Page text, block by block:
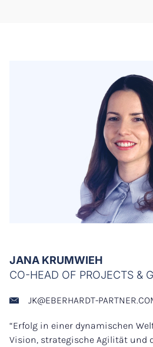
JANA KRUMWIEH
CO-HEAD OF PROJECTS &
JK@EBERHARDT-
“Erfolg in einer dynamischen
Vision, strategische Agilität und